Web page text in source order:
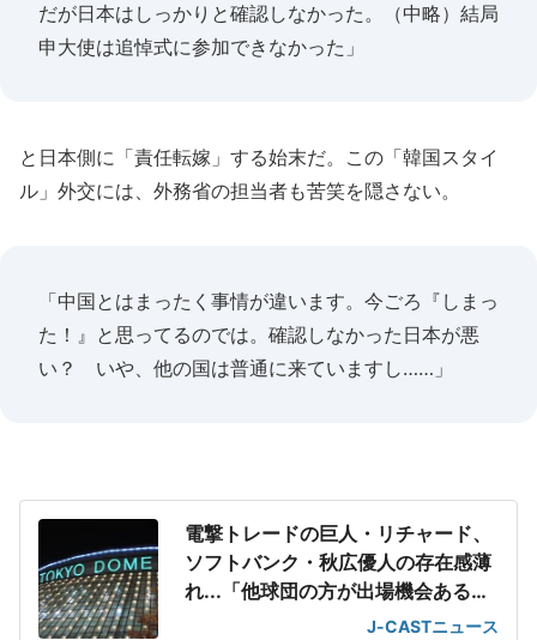
だが日本はしっかりと確認しなかった。（中略）結局
申大使は追悼式に参加できなかった」
と日本側に「責任転嫁」する始末だ。この「韓国スタイ
ル」外交には、外務省の担当者も苦笑を隠さない。
「中国とはまったく事情が違います。今ごろ『しまっ
た！』と思ってるのでは。確認しなかった日本が悪
い？ いや、他の国は普通に来ていますし……」
電撃トレードの巨人・リチャード、
ソフトバンク・秋広優人の存在感薄
れ...「他球団の方が出場機会ある」
J-CASTニュース